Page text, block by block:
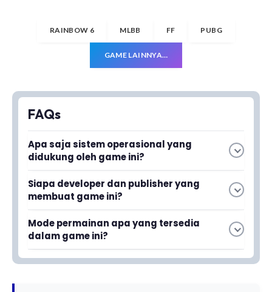
RAINBOW 6 MLBB FF PUBG
GAME LAINNYA…
FAQs
Apa saja sistem operasional yang
didukung oleh game ini?
Game ini resmi tersedia di iOS dan Android,
sehingga kamu bisa memainkannya di kedua
platform smartphone tersebut tanpa batasan
sistem operasional.
Siapa developer dan publisher yang
membuat game ini?
Game ini dikembangkan oleh Ubisoft Montreal
dan diterbitkan oleh Ubisoft, studio yang sama
yang menghadirkan serial Tom Clancy's
Rainbow Six Siege.
Mode permainan apa yang tersedia
dalam game ini?
Game ini menghadirkan mode Attack vs.